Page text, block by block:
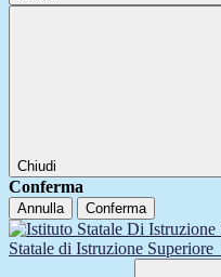
Chiudi
Conferma
Annulla Conferma
Statale di Istruzione Superiore